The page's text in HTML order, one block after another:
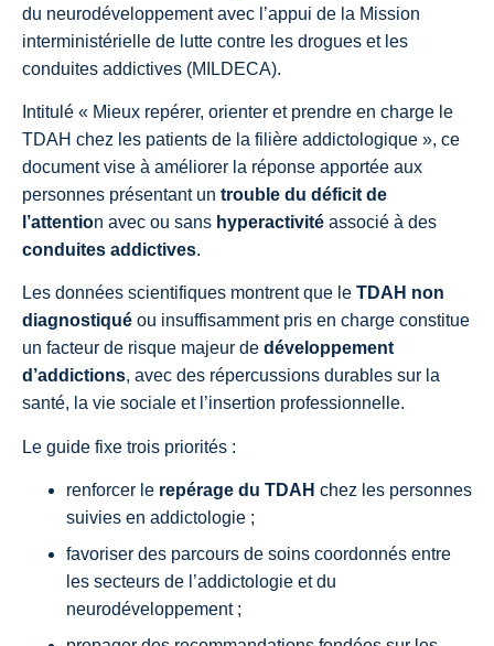
du neurodéveloppement avec l’appui de la Mission
interministérielle de lutte contre les drogues et les
conduites addictives (MILDECA).
Intitulé « Mieux repérer, orienter et prendre en charge le
TDAH chez les patients de la filière addictologique », ce
document vise à améliorer la réponse apportée aux
personnes présentant un trouble du déficit de
l’attention avec ou sans hyperactivité associé à des
conduites addictives.
Les données scientifiques montrent que le TDAH non
diagnostiqué ou insuffisamment pris en charge constitue
un facteur de risque majeur de développement
d’addictions, avec des répercussions durables sur la
santé, la vie sociale et l’insertion professionnelle.
Le guide fixe trois priorités :
renforcer le repérage du TDAH chez les personnes
suivies en addictologie ;
favoriser des parcours de soins coordonnés entre
les secteurs de l’addictologie et du
neurodéveloppement ;